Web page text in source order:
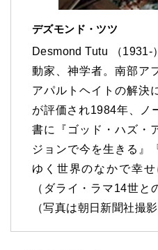
デズモンド・ツツ
Desmond Tutu （
動家、神学者。南部ア
アパルトヘイトの解決
が評価され1984年、ノ
書に『ゴッド・ハズ・
ジョンで今を生きる
ゆく世界のなかで幸せ
（ダライ・ラマ14世と
（写真は朝日新聞社撮影